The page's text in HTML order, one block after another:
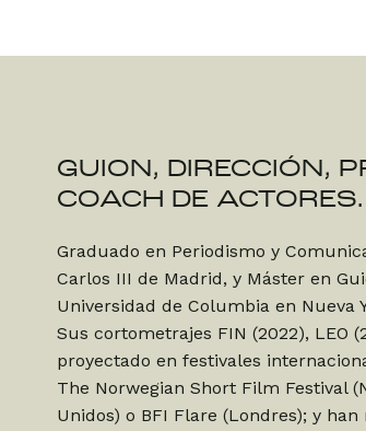
GUION, DIRECCIÓN,
COACH DE ACTORES.
Graduado en Periodismo y
Carlos III de Madrid, y Máster en
Universidad de Columbia en Nueva
Sus cortometrajes FIN (2022), LEO
proyectado en festivales
The Norwegian Short Film Festival
Unidos) o BFI Flare (Londres); y